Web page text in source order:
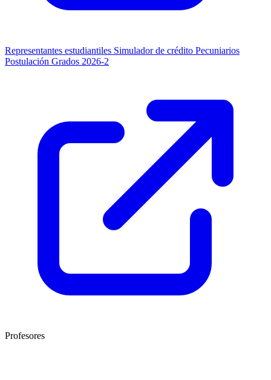
Representantes estudiantiles Simulador de crédito Pecuniarios
Postulación Grados 2026-2
Profesores